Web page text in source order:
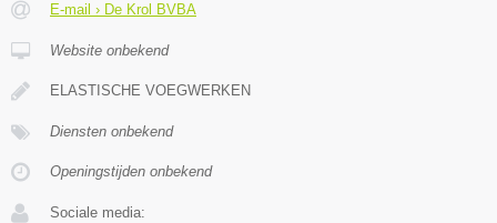
E-mail › De Krol BVBA
Website onbekend
ELASTISCHE VOEGWERKEN
Diensten onbekend
Openingstijden onbekend
Sociale media: